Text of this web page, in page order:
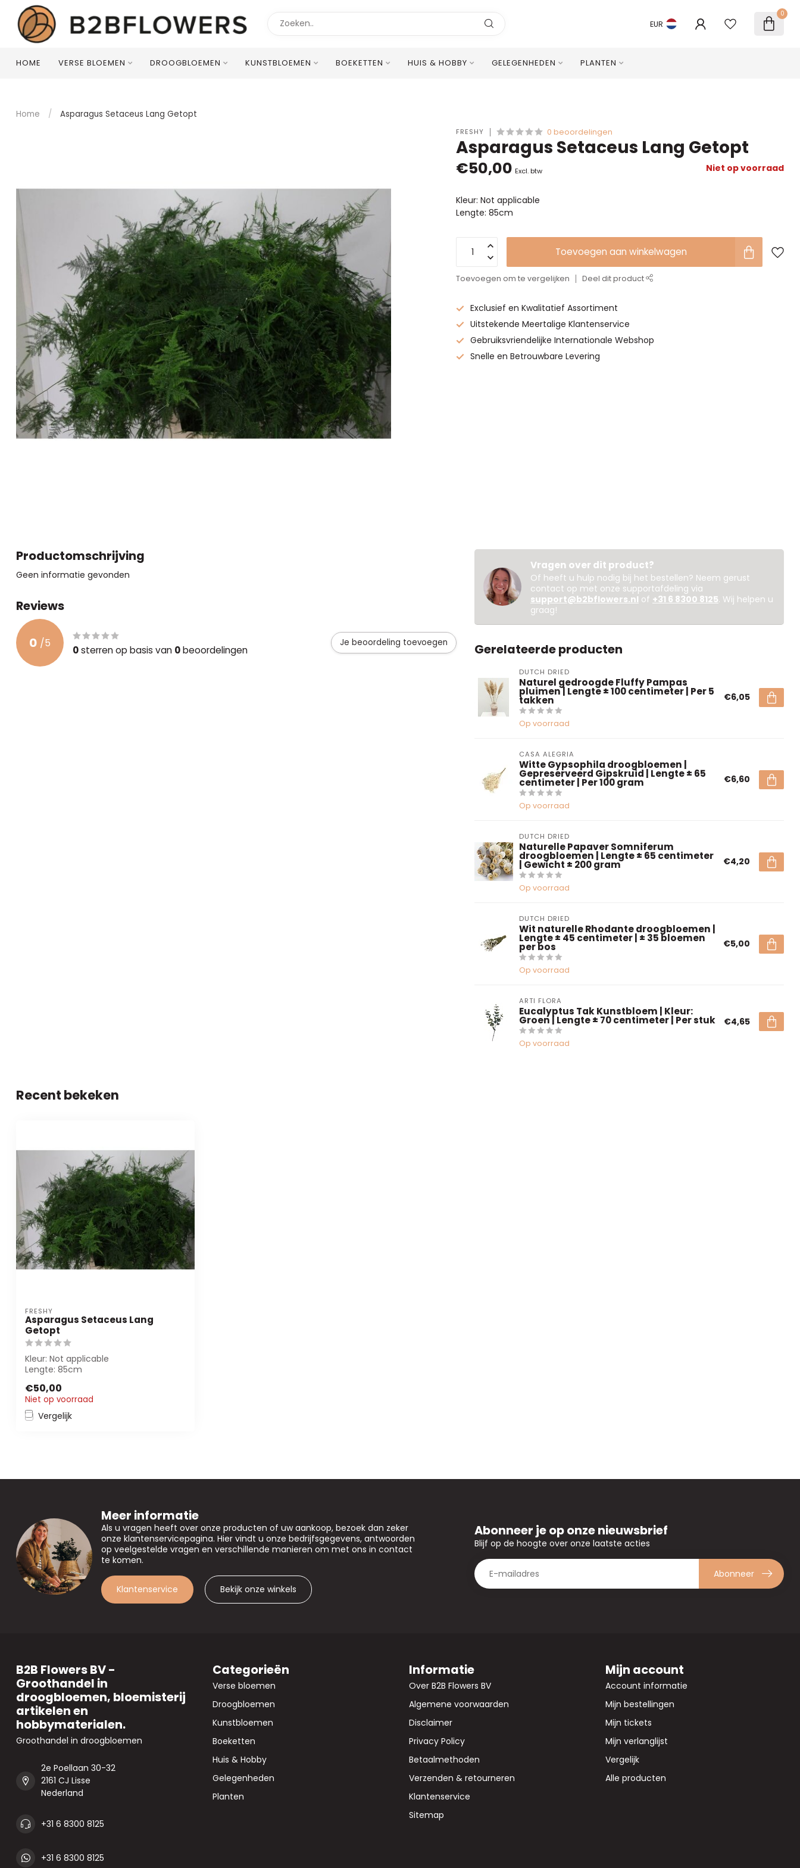
EUR
0
HOME VERSE BLOEMEN DROOGBLOEMEN KUNSTBLOEMEN BOEKETTEN HUIS & HOBBY GELEGENHEDEN PLANTEN
Home / Asparagus Setaceus Lang Getopt
FRESHY 0 beoordelingen
Asparagus Setaceus Lang Getopt
€50,00 Excl. btw Niet op voorraad
Kleur: Not applicable
Lengte: 85cm
Toevoegen aan winkelwagen
Toevoegen om te vergelijken Deel dit product
Exclusief en Kwalitatief Assortiment
Uitstekende Meertalige Klantenservice
Gebruiksvriendelijke Internationale Webshop
Snelle en Betrouwbare Levering
Productomschrijving
Geen informatie gevonden
Reviews
0 /5
0sterren op basis van 0beoordelingen
Je beoordeling toevoegen
Vragen over dit product?
Of heeft u hulp nodig bij het bestellen? Neem gerust
contact op met onze supportafdeling via
support@b2bflowers.nl of +31 6 8300 8125. Wij helpen u
graag!
Gerelateerde producten
DUTCH DRIED
Naturel gedroogde Fluffy Pampas
pluimen | Lengte ± 100 centimeter | Per 5
takken
Op voorraad
€6,05
CASA ALEGRIA
Witte Gypsophila droogbloemen |
Gepreserveerd Gipskruid | Lengte ± 65
centimeter | Per 100 gram
Op voorraad
€6,60
DUTCH DRIED
Naturelle Papaver Somniferum
droogbloemen | Lengte ± 65 centimeter
| Gewicht ± 200 gram
Op voorraad
€4,20
DUTCH DRIED
Wit naturelle Rhodante droogbloemen |
Lengte ± 45 centimeter | ± 35 bloemen
per bos
Op voorraad
€5,00
ARTI FLORA
Eucalyptus Tak Kunstbloem | Kleur:
Groen | Lengte ± 70 centimeter | Per stuk
Op voorraad
€4,65
Recent bekeken
FRESHY
Asparagus Setaceus Lang
Getopt
Kleur: Not applicable
Lengte: 85cm
€50,00
Niet op voorraad
Vergelijk
Meer informatie
Als u vragen heeft over onze producten of uw aankoop, bezoek dan zeker
onze klantenservicepagina. Hier vindt u onze bedrijfsgegevens, antwoorden
op veelgestelde vragen en verschillende manieren om met ons in contact
te komen.
Klantenservice Bekijk onze winkels
Abonneer je op onze nieuwsbrief
Blijf op de hoogte over onze laatste acties
Abonneer
B2B Flowers BV -
Groothandel in
droogbloemen, bloemisterij
artikelen en
hobbymaterialen.
Groothandel in droogbloemen
2e Poellaan 30-32
2161 CJ Lisse
Nederland
+31 6 8300 8125
+31 6 8300 8125
Categorieën
Verse bloemen
Droogbloemen
Kunstbloemen
Boeketten
Huis & Hobby
Gelegenheden
Planten
Informatie
Over B2B Flowers BV
Algemene voorwaarden
Disclaimer
Privacy Policy
Betaalmethoden
Verzenden & retourneren
Klantenservice
Sitemap
Mijn account
Account informatie
Mijn bestellingen
Mijn tickets
Mijn verlanglijst
Vergelijk
Alle producten